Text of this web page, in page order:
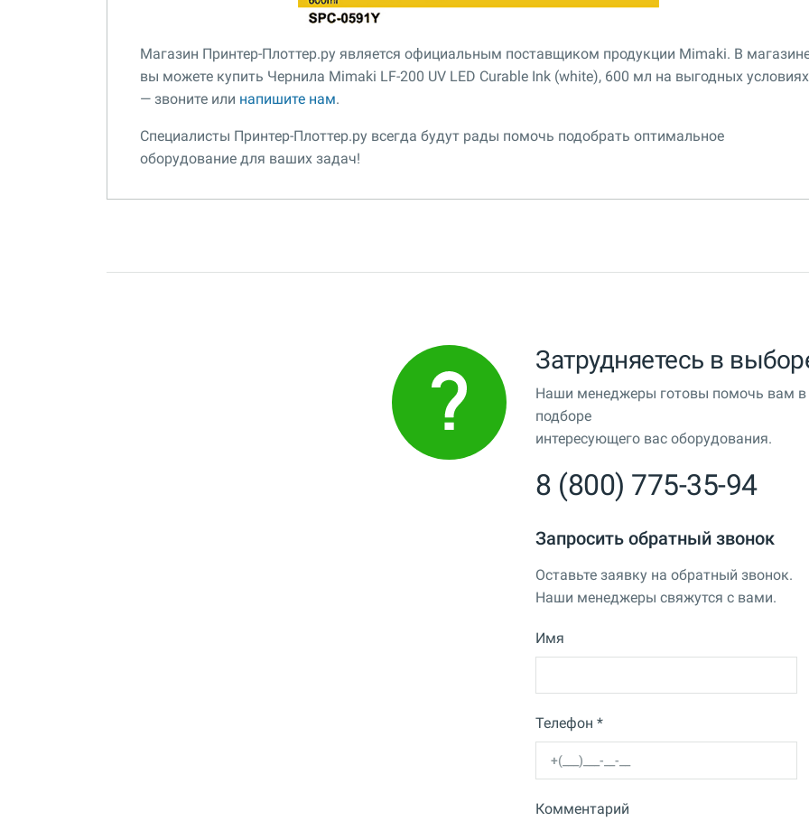
Магазин Принтер-Плоттер.ру является официальным поставщиком продукции Mimaki. В
вы можете купить Чернила Mimaki LF-200 UV LED Curable Ink (white), 600 мл на выгодных условиях
— звоните или напишите нам.
Специалисты Принтер-Плоттер.ру всегда будут рады помочь подобрать оптимальное
оборудование для ваших задач!
Затрудняетесь в
Наши менеджеры готовы помочь вам в
подборе
интересующего вас оборудования.
8 (800) 775-35-94
Запросить обратный звонок
Оставьте заявку на обратный звонок.
Наши менеджеры свяжутся с вами.
Имя
Телефон *
Комментарий